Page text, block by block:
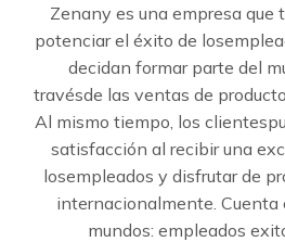
Zenany es una empresa que
potenciar el éxito de
decidan formar parte del
travésde las ventas de
Al mismo tiempo, los
satisfacción al recibir una
losempleados y disfrutar de
internacionalmente. Cuenta
mundos: empleados